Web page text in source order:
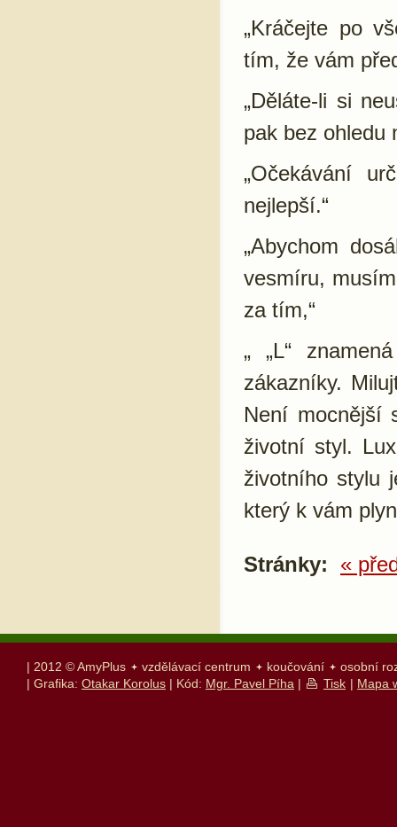
„Kráčejte po
tím, že vám
„Děláte-li si
pak bez ohledu
„Očekávání
nejlepší.“
„Abychom
vesmíru,
za tím,“
„ „L“
zákazníky.
Není mocnější
životní styl.
životního stylu
který k vám
Stránky: «
| 2012 © AmyPlus vzdělávací centrum koučování
osobní
| Grafika: Otakar Korolus | Kód: Mgr. Pavel Píha | Tisk | Mapa